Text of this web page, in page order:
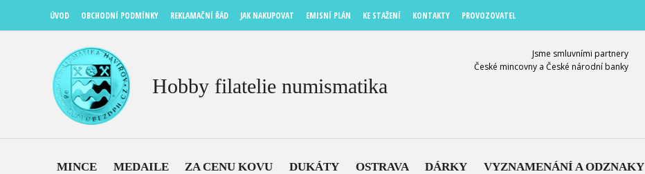
ÚVOD OBCHODNÍ PODMÍNKY REKLAMAČNÍ ŘÁD JAK NAKUPOVAT EMISNÍ PLÁN KE STAŽENÍ KONTAKTY PROVOZOVATEL
Hobby filatelie numismatika
Jsme smluvními partnery
České mincovny a České národní banky
MINCE MEDAILE ZA CENU KOVU DUKÁTY OSTRAVA DÁRKY VYZNAMENÁNÍ A ODZNAKY